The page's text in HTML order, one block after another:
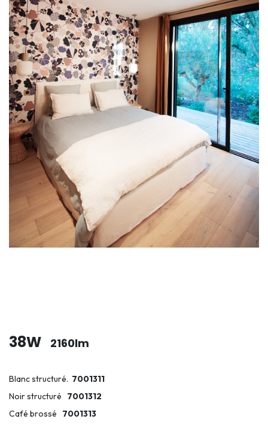
38W 2160lm
Blanc structuré. 7001311
Noir structuré
7001312
Café brossé
7001313